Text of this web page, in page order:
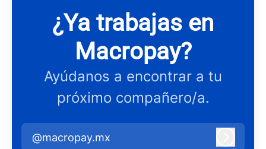
¿Ya trabajas en
Macropay?
Ayúdanos a encontrar a tu
próximo compañero/a.
@macropay.mx